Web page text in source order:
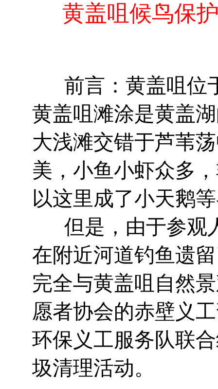
黄盖咀候鸟保
前言：黄盖咀位
黄盖咀滩涂是黄盖
大浅滩交错于芦苇
美，小鱼小虾众多
以这里成了小天鹅
但是，由于参观
在附近河道钓鱼遗
完全与黄盖咀自然
愿者协会的赤壁义
环保义工服务队联
圾清理活动。